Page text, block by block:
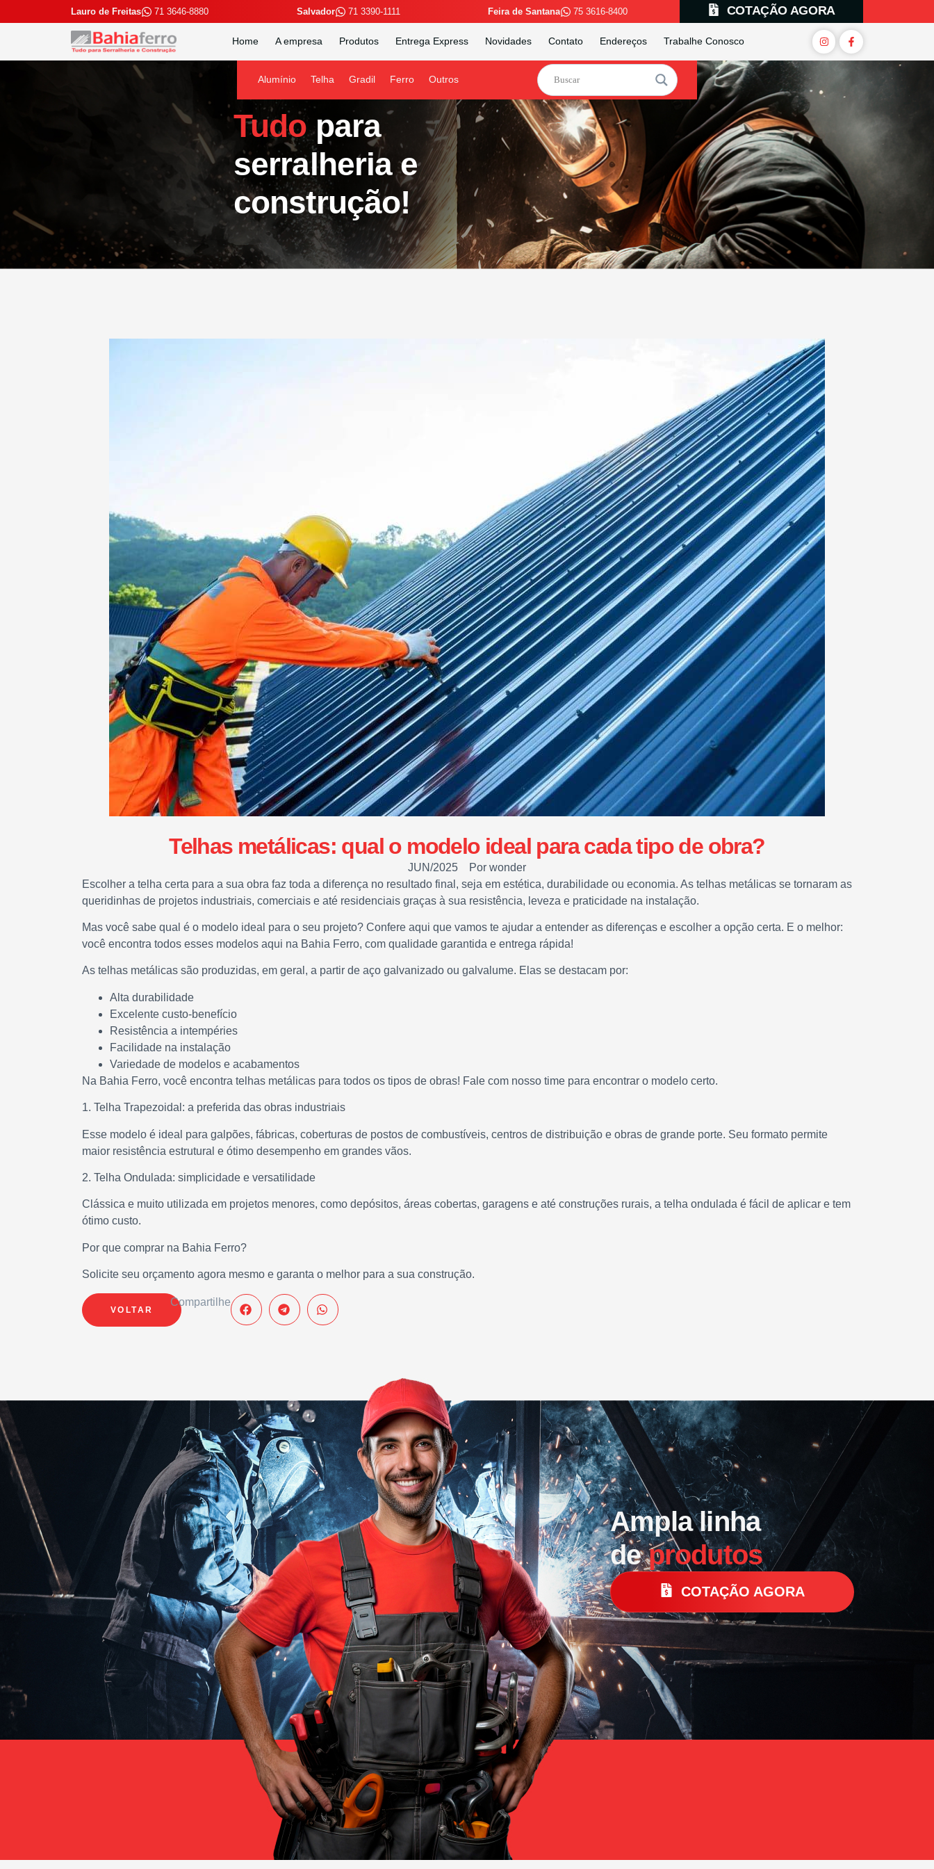
Lauro de Freitas 71 3646-8880 Salvador 71 3390-1111 Feira de Santana 75 3616-8400 COTAÇÃO AGORA
Home A empresa Produtos Entrega Express Novidades Contato Endereços Trabalhe Conosco
Alumínio Telha Gradil Ferro Outros
Tudopara
serralheria e
construção!
Telhas metálicas: qual o modelo ideal para cada tipo de obra?
JUN/2025 Por wonder
Escolher a telha certa para a sua obra faz toda a diferença no resultado final, seja em estética, durabilidade ou economia. As telhas metálicas se tornaram as
queridinhas de projetos industriais, comerciais e até residenciais graças à sua resistência, leveza e praticidade na instalação.
Mas você sabe qual é o modelo ideal para o seu projeto? Confere aqui que vamos te ajudar a entender as diferenças e escolher a opção certa. E o melhor:
você encontra todos esses modelos aqui na Bahia Ferro, com qualidade garantida e entrega rápida!
As telhas metálicas são produzidas, em geral, a partir de aço galvanizado ou galvalume. Elas se destacam por:
Alta durabilidade
Excelente custo-benefício
Resistência a intempéries
Facilidade na instalação
Variedade de modelos e acabamentos
Na Bahia Ferro, você encontra telhas metálicas para todos os tipos de obras! Fale com nosso time para encontrar o modelo certo.
1. Telha Trapezoidal: a preferida das obras industriais
Esse modelo é ideal para galpões, fábricas, coberturas de postos de combustíveis, centros de distribuição e obras de grande porte. Seu formato permite
maior resistência estrutural e ótimo desempenho em grandes vãos.
2. Telha Ondulada: simplicidade e versatilidade
Clássica e muito utilizada em projetos menores, como depósitos, áreas cobertas, garagens e até construções rurais, a telha ondulada é fácil de aplicar e tem
ótimo custo.
Por que comprar na Bahia Ferro?
Solicite seu orçamento agora mesmo e garanta o melhor para a sua construção.
VOLTAR
Compartilhe
Ampla linha
deprodutos
COTAÇÃO AGORA